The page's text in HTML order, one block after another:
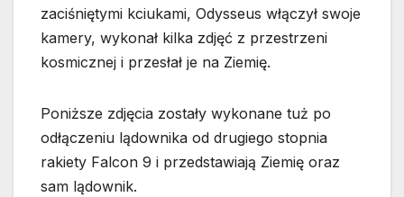
zaciśniętymi kciukami, Odysseus włączył swoje
kamery, wykonał kilka zdjęć z przestrzeni
kosmicznej i przesłał je na Ziemię.
Poniższe zdjęcia zostały wykonane tuż po
odłączeniu lądownika od drugiego stopnia
rakiety Falcon 9 i przedstawiają Ziemię oraz
sam lądownik.